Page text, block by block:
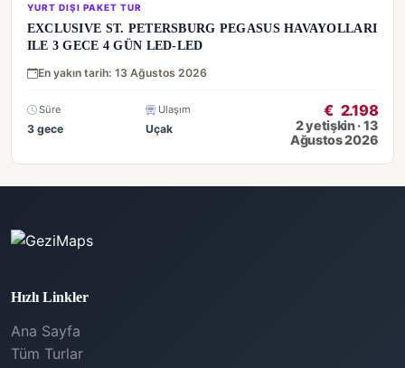
YURT DIŞI PAKET TUR
EXCLUSIVE ST. PETERSBURG PEGASUS HAVAYOLLARI
ILE 3 GECE 4 GÜN LED-LED
En yakın tarih: 13 Ağustos 2026
Süre
3 gece
Ulaşım
Uçak
€ 2.198
2 yetişkin · 13
Ağustos 2026
Hızlı Linkler
Ana Sayfa
Tüm Turlar